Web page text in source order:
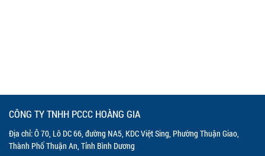
CÔNG TY TNHH PCCC HOÀNG GIA
Địa chỉ: Ô 70, Lô DC 66, đường NA5, KDC Việt Sing, Phường Thuận Giao,
Thành Phố Thuận An, Tỉnh Bình Dương